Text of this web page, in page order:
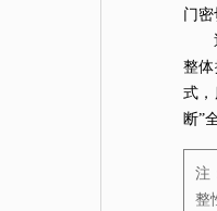
门
整
式
断”
注
整